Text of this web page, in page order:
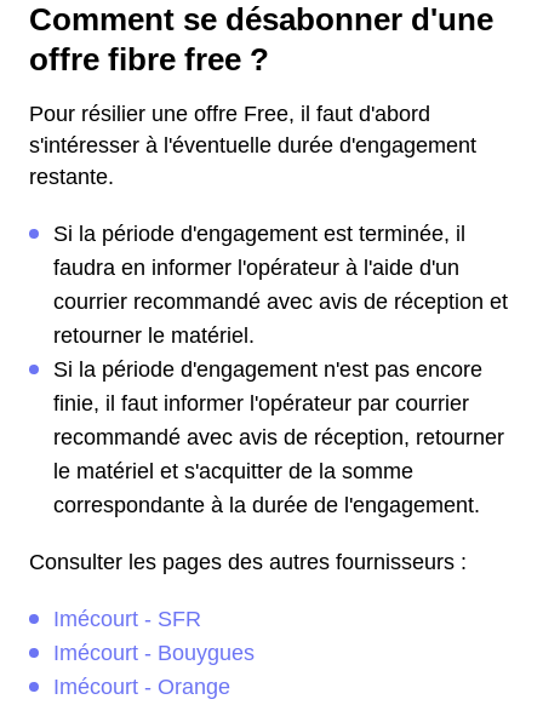
Comment se désabonner d'une
offre fibre free ?
Pour résilier une offre Free, il faut d'abord
s'intéresser à l'éventuelle durée d'engagement
restante.
Si la période d'engagement est terminée, il
faudra en informer l'opérateur à l'aide d'un
courrier recommandé avec avis de réception et
retourner le matériel.
Si la période d'engagement n'est pas encore
finie, il faut informer l'opérateur par courrier
recommandé avec avis de réception, retourner
le matériel et s'acquitter de la somme
correspondante à la durée de l'engagement.
Consulter les pages des autres fournisseurs :
Imécourt - SFR
Imécourt - Bouygues
Imécourt - Orange